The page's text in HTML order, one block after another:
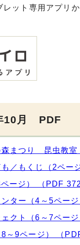
レット専用アプリ
10月 PDF
まつり 昆虫教室
／もくじ（2ペー
ージ） （PDF
ター（4～5ページ
クト（6～7ペー
～9ページ） （